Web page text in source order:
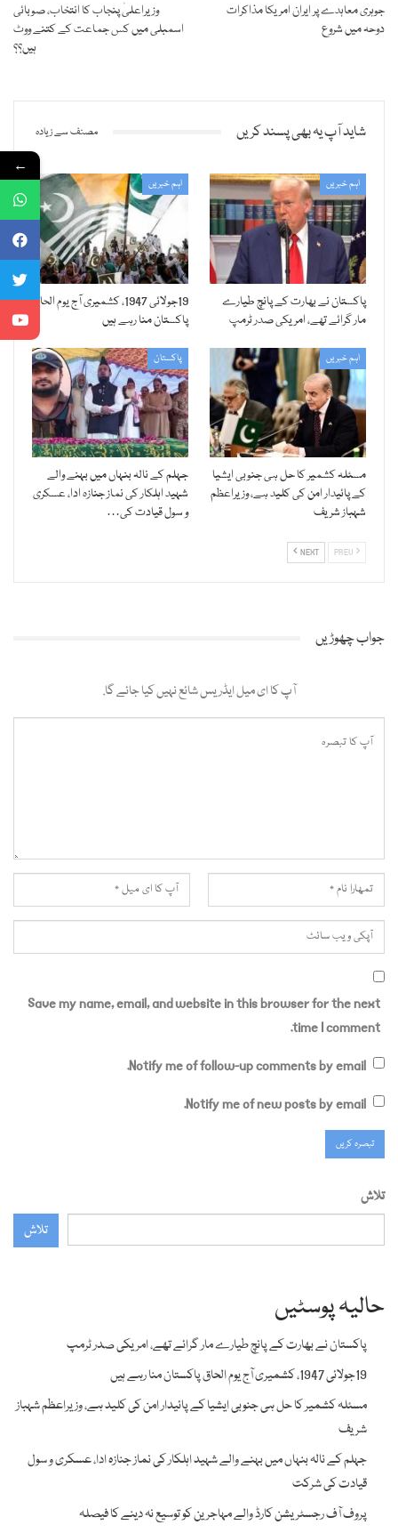
جوہری معاہدے پر ایران امریکا مذاکرات
دوحہ میں شروع
وزیراعلیٰ پنجاب کا انتخاب، صوبائی
اسمبلی میں کس جماعت کے کتنے ووٹ
ہیں؟؟
شاید آپ یہ بھی پسند کریں مصنف سے زیادہ
اہم خبریں
پاکستان نے بھارت کے پانچ طیارے
مار گرائے تھے، امریکی صدر ٹرمپ
اہم خبریں
19جولائی 1947، کشمیری آج یوم الحاق
پاکستان منا رہے ہیں
اہم خبریں
مسئلہ کشمیر کا حل ہی جنوبی ایشیا
کے پائیدار امن کی کلید ہے، وزیراعظم
شہباز شریف
پاکستان
جہلم کے نالہ بنہاں میں بہنے والے
شہید اہلکار کی نماز جنازہ ادا، عسکری
و سول قیادت کی…
NEXT
جواب چھوڑیں
آپ کا ای میل ایڈریس شائع نہیں کیا جائے گا.
Save my name, email, and website in this browser for the next
time I comment.
Notify me of follow-up comments by email.
Notify me of new posts by email.
تلاش
تلاش
حالیہ پوسٹیں
پاکستان نے بھارت کے پانچ طیارے مار گرائے تھے، امریکی صدر ٹرمپ
19جولائی 1947، کشمیری آج یوم الحاق پاکستان منا رہے ہیں
مسئلہ کشمیر کا حل ہی جنوبی ایشیا کے پائیدار امن کی کلید ہے، وزیراعظم شہباز
شریف
جہلم کے نالہ بنہاں میں بہنے والے شہید اہلکار کی نماز جنازہ ادا، عسکری و سول
قیادت کی شرکت
پروف آف رجسٹریشن کارڈ والے مہاجرین کو توسیع نہ دینے کا فیصلہ
←